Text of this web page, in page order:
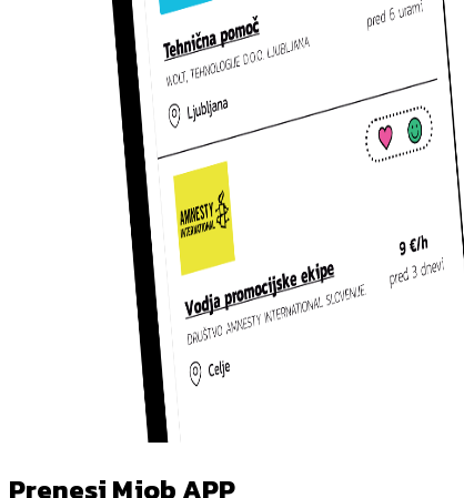
Prenesi Mjob APP